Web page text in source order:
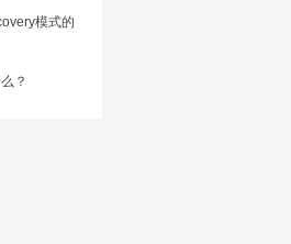
模式的
？